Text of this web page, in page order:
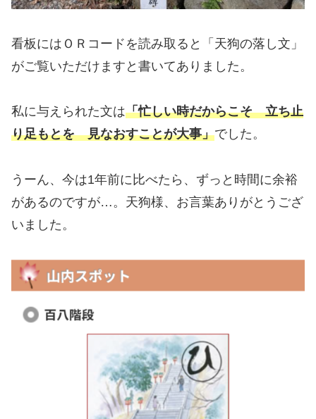
看板にはＯＲコードを読み取ると「天狗の落し文」
がご覧いただけますと書いてありました。
私に与えられた文は「忙しい時だからこそ 立ち止
り足もとを 見なおすことが大事」でした。
うーん、今は1年前に比べたら、ずっと時間に余裕
があるのですが…。天狗様、お言葉ありがとうござ
いました。